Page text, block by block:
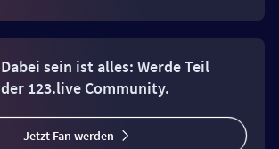
Dabei sein ist alles: Werde Teil
der 123.live Community.
Jetzt Fan werden